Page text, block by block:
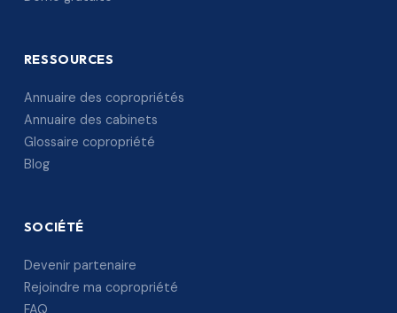
RESSOURCES
Annuaire des copropriétés
Annuaire des cabinets
Glossaire copropriété
Blog
SOCIÉTÉ
Devenir partenaire
Rejoindre ma copropriété
FAQ